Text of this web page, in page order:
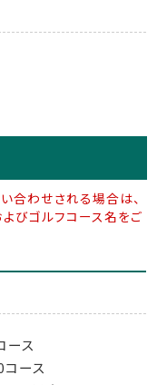
合わせされる場合は、
びゴルフコース名をご
ース
ース